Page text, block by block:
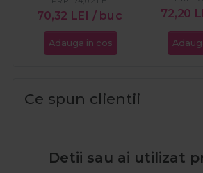
70,32 LEI / buc
Adauga in cos
72,20
Ce spun clientii
Detii sau ai utilizat